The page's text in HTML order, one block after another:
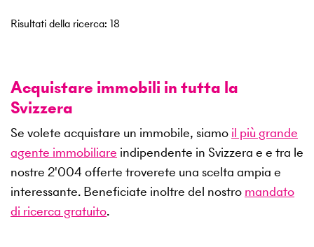
Risultati della ricerca: 18
Acquistare immobili in tutta la
Svizzera
Se volete acquistare un immobile, siamo il più grande
agente immobiliare indipendente in Svizzera e e tra le
nostre 2'004offerte troverete una scelta ampia e
interessante. Beneficiate inoltre del nostro mandato
di ricerca gratuito.